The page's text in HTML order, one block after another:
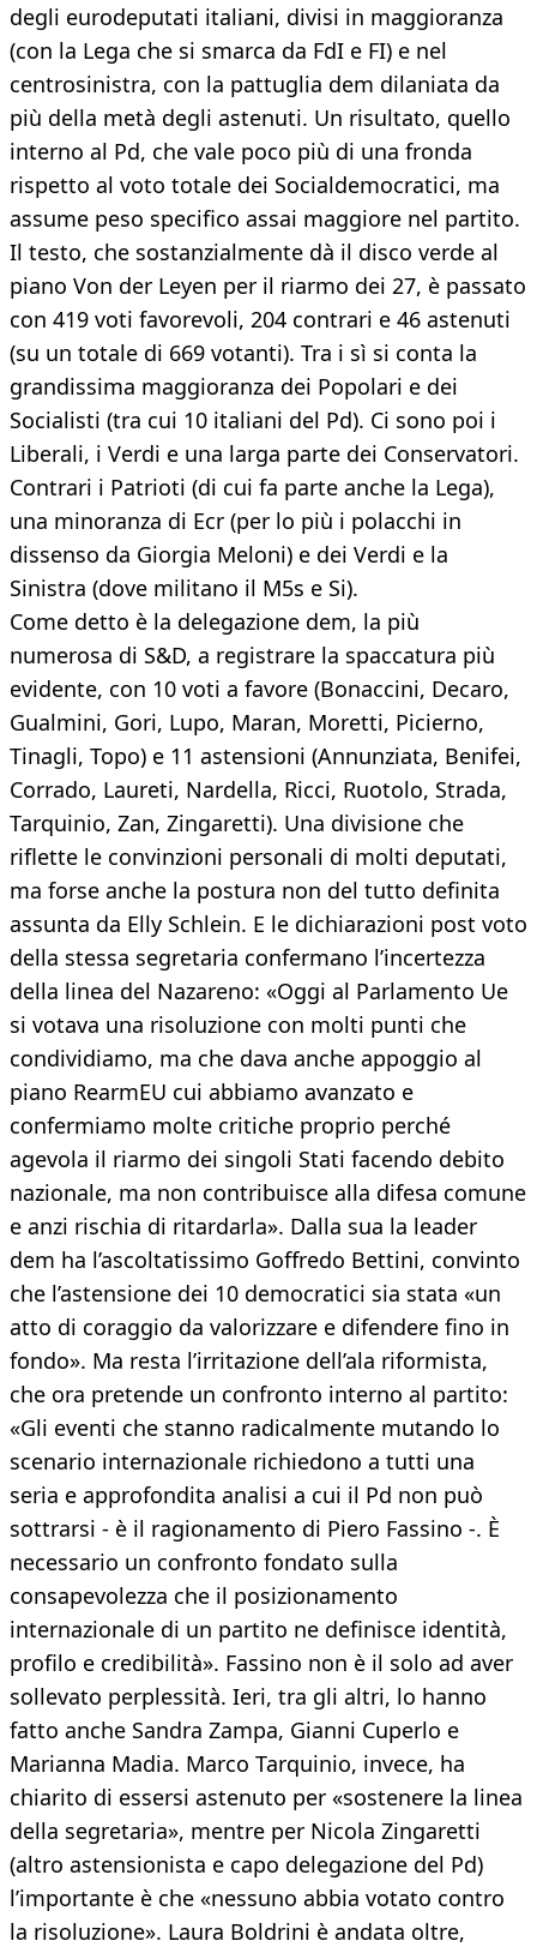
degli eurodeputati italiani, divisi in maggioranza
(con la Lega che si smarca da FdI e FI) e nel
centrosinistra, con la pattuglia dem dilaniata da
più della metà degli astenuti. Un risultato, quello
interno al Pd, che vale poco più di una fronda
rispetto al voto totale dei Socialdemocratici, ma
assume peso specifico assai maggiore nel partito.
Il testo, che sostanzialmente dà il disco verde al
piano Von der Leyen per il riarmo dei 27, è passato
con 419 voti favorevoli, 204 contrari e 46 astenuti
(su un totale di 669 votanti). Tra i sì si conta la
grandissima maggioranza dei Popolari e dei
Socialisti (tra cui 10 italiani del Pd). Ci sono poi i
Liberali, i Verdi e una larga parte dei Conservatori.
Contrari i Patrioti (di cui fa parte anche la Lega),
una minoranza di Ecr (per lo più i polacchi in
dissenso da Giorgia Meloni) e dei Verdi e la
Sinistra (dove militano il M5s e Si).
Come detto è la delegazione dem, la più
numerosa di S&D, a registrare la spaccatura più
evidente, con 10 voti a favore (Bonaccini, Decaro,
Gualmini, Gori, Lupo, Maran, Moretti, Picierno,
Tinagli, Topo) e 11 astensioni (Annunziata, Benifei,
Corrado, Laureti, Nardella, Ricci, Ruotolo, Strada,
Tarquinio, Zan, Zingaretti). Una divisione che
riflette le convinzioni personali di molti deputati,
ma forse anche la postura non del tutto definita
assunta da Elly Schlein. E le dichiarazioni post voto
della stessa segretaria confermano l’incertezza
della linea del Nazareno: «Oggi al Parlamento Ue
si votava una risoluzione con molti punti che
condividiamo, ma che dava anche appoggio al
piano RearmEU cui abbiamo avanzato e
confermiamo molte critiche proprio perché
agevola il riarmo dei singoli Stati facendo debito
nazionale, ma non contribuisce alla difesa comune
e anzi rischia di ritardarla». Dalla sua la leader
dem ha l’ascoltatissimo Goffredo Bettini, convinto
che l’astensione dei 10 democratici sia stata «un
atto di coraggio da valorizzare e difendere fino in
fondo». Ma resta l’irritazione dell’ala riformista,
che ora pretende un confronto interno al partito:
«Gli eventi che stanno radicalmente mutando lo
scenario internazionale richiedono a tutti una
seria e approfondita analisi a cui il Pd non può
sottrarsi - è il ragionamento di Piero Fassino -. È
necessario un confronto fondato sulla
consapevolezza che il posizionamento
internazionale di un partito ne definisce identità,
profilo e credibilità». Fassino non è il solo ad aver
sollevato perplessità. Ieri, tra gli altri, lo hanno
fatto anche Sandra Zampa, Gianni Cuperlo e
Marianna Madia. Marco Tarquinio, invece, ha
chiarito di essersi astenuto per «sostenere la linea
della segretaria», mentre per Nicola Zingaretti
(altro astensionista e capo delegazione del Pd)
l’importante è che «nessuno abbia votato contro
la risoluzione». Laura Boldrini è andata oltre,